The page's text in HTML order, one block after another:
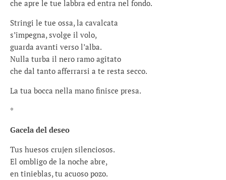
che apre le tue labbra ed entra nel fondo.
Stringi le tue ossa, la cavalcata
s’impegna, svolge il volo,
guarda avanti verso l’alba.
Nulla turba il nero ramo agitato
che dal tanto afferrarsi a te resta secco.
La tua bocca nella mano finisce presa.
*
Gacela del deseo
Tus huesos crujen silenciosos.
El ombligo de la noche abre,
en tinieblas, tu acuoso pozo.